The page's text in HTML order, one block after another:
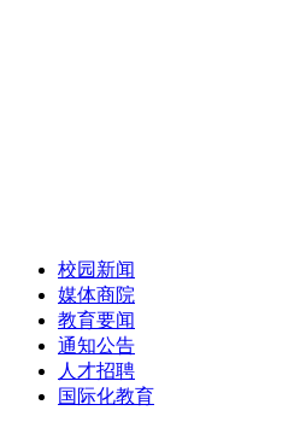
校园新闻
媒体商院
教育要闻
通知公告
人才招聘
国际化教育